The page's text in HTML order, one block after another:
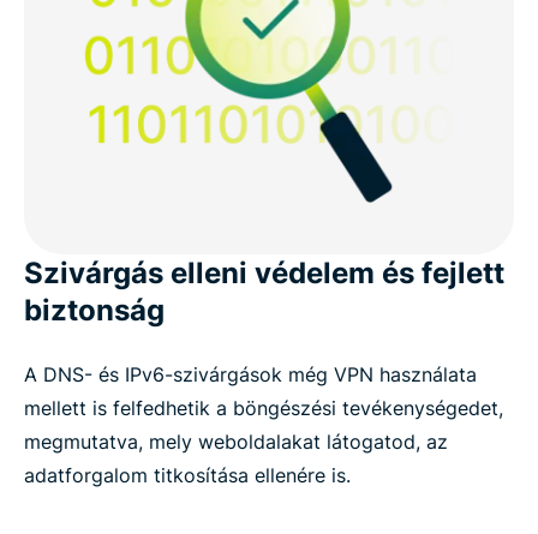
Szivárgás elleni védelem és fejlett
biztonság
A DNS- és IPv6-szivárgások még VPN használata
mellett is felfedhetik a böngészési tevékenységedet,
megmutatva, mely weboldalakat látogatod, az
adatforgalom titkosítása ellenére is.